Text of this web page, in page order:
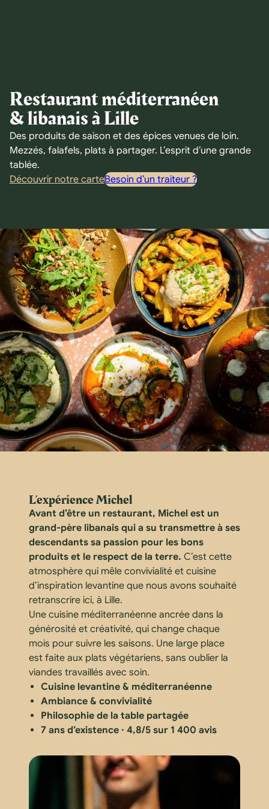
Restaurant méditerranéen
& libanais à Lille
Des produits de saison et des épices venues de loin.
Mezzés, falafels, plats à partager. L’esprit d’une grande
tablée.
Découvrir notre carteBesoin d’un traiteur ?
L’expérience Michel
Avant d’être un restaurant, Michel est un
grand-père libanais qui a su transmettre à ses
descendants sa passion pour les bons
produits et le respect de la terre. C’est cette
atmosphère qui mêle convivialité et cuisine
d’inspiration levantine que nous avons souhaité
retranscrire ici, à Lille.
Une cuisine méditerranéenne ancrée dans la
générosité et créativité, qui change chaque
mois pour suivre les saisons. Une large place
est faite aux plats végétariens, sans oublier la
viandes travaillés avec soin.
Cuisine levantine & méditerranéenne
Ambiance & convivialité
Philosophie de la table partagée
7 ans d’existence · 4,8/5 sur 1 400 avis